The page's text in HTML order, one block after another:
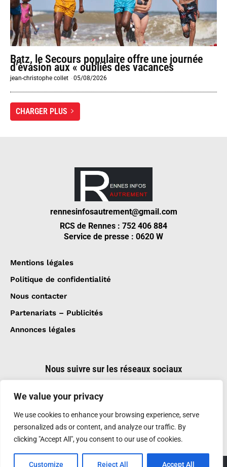
We value your privacy
We use cookies to enhance your browsing experience, serve
personalized ads or content, and analyze our traffic. By
clicking "Accept All", you consent to our use of cookies.
Customize Reject All Accept All
Batz, le Secours populaire offre une journée
d’évasion aux « oubliés des vacances
jean-christophe collet -05/08/2026
CHARGER PLUS
rennesinfosautrement@gmail.com
RCS de Rennes : 752 406 884
Service de presse : 0620 W
Mentions légales
Politique de confidentialité
Nous contacter
Partenariats – Publicités
Annonces légales
Nous suivre sur les réseaux sociaux